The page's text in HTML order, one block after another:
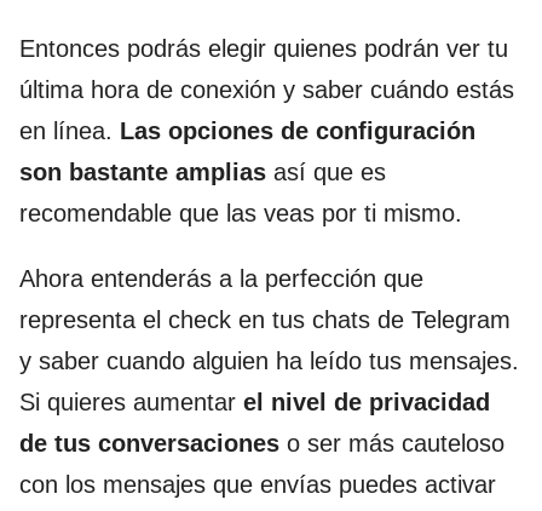
Entonces podrás elegir quienes podrán ver tu
última hora de conexión y saber cuándo estás
en línea. Las opciones de configuración
son bastante amplias así que es
recomendable que las veas por ti mismo.
Ahora entenderás a la perfección que
representa el check en tus chats de Telegram
y saber cuando alguien ha leído tus mensajes.
Si quieres aumentar el nivel de privacidad
de tus conversaciones o ser más cauteloso
con los mensajes que envías puedes activar